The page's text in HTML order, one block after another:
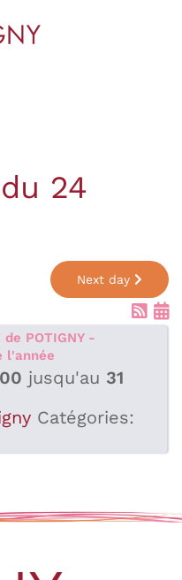
24
Next day
de POTIGNY -
l'année
jusqu'au 31
Catégories: